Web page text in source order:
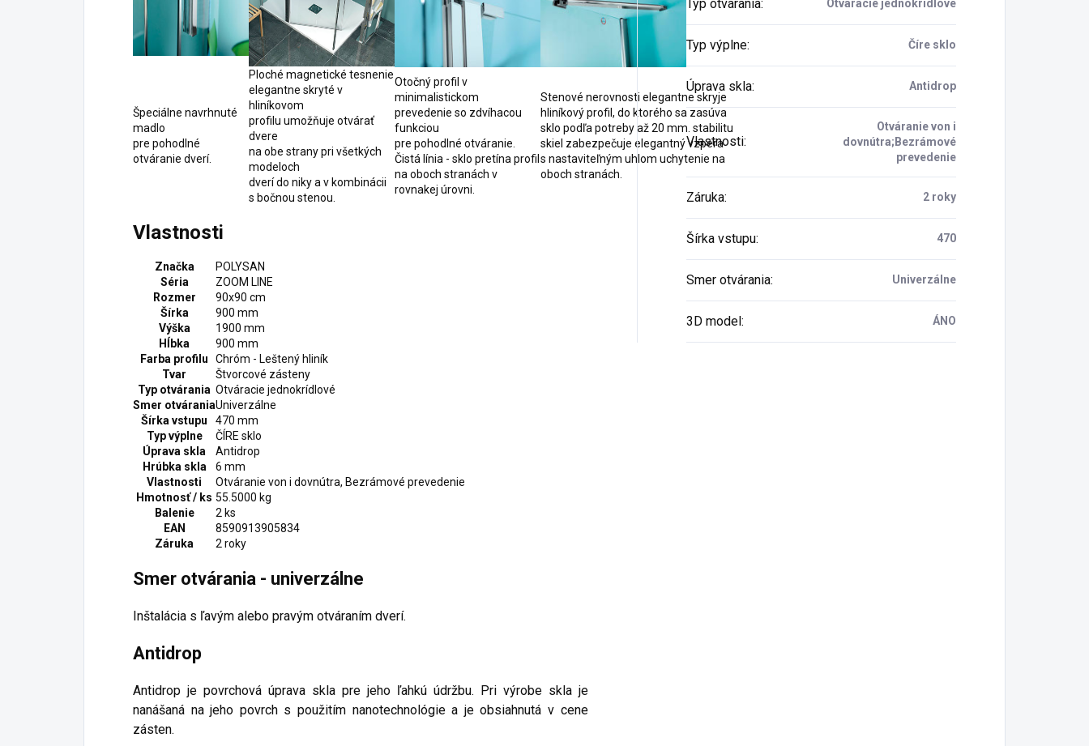
Špeciálne navrhnuté
madlo
pre pohodlné
otváranie dverí.
Ploché magnetické tesnenie
elegantne skryté v
hliníkovom
profilu umožňuje otvárať
dvere
na obe strany pri všetkých
modeloch
dverí do niky a v kombinácii
s bočnou stenou.
Otočný profil v
minimalistickom
prevedenie so zdvíhacou
funkciou
pre pohodlné otváranie.
Čistá línia - sklo pretína profil
na oboch stranách v
rovnakej úrovni.
Stenové nerovnosti elegantne skryje
hliníkový profil, do ktorého sa zasúva
sklo podľa potreby až 20 mm. stabilitu
skiel zabezpečuje elegantný vzpera
s nastaviteľným uhlom uchytenie na
oboch stranách.
Vlastnosti
Značka
POLYSAN
Séria
ZOOM LINE
Rozmer
90x90 cm
Šírka
900 mm
Výška
1900 mm
Hĺbka
900 mm
Farba profilu
Chróm - Leštený hliník
Tvar
Štvorcové zásteny
Typ otvárania Otváracie jednokrídlové
Smer otváraniaUniverzálne
Šírka vstupu
470 mm
Typ výplne
ČÍRE sklo
Úprava skla
Antidrop
Hrúbka skla
6 mm
Vlastnosti
Otváranie von i dovnútra, Bezrámové prevedenie
Hmotnosť / ks 55.5000 kg
Balenie
2 ks
EAN
8590913905834
Záruka
2 roky
Smer otvárania - univerzálne
Inštalácia s ľavým alebo pravým otváraním dverí.
Antidrop
Antidrop je povrchová úprava skla pre jeho ľahkú údržbu. Pri výrobe skla je
nanášaná na jeho povrch s použitím nanotechnológie a je obsiahnutá v cene
zásten.
Typ otvárania: Otváracie jednokrídlové
Typ výplne: Číre sklo
Úprava skla: Antidrop
Vlastnosti:
Otváranie von i
dovnútra;Bezrámové
prevedenie
Záruka: 2 roky
Šírka vstupu: 470
Smer otvárania: Univerzálne
3D model: ÁNO